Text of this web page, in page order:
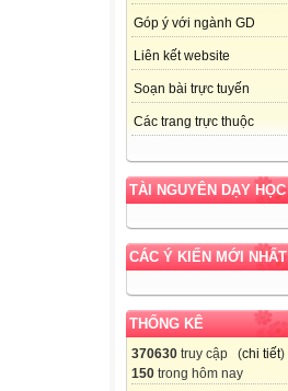
Góp ý với ngành GD
Liên kết website
Soạn bài trực tuyến
Các trang trực thuộc
TÀI NGUYÊN DẠY HỌC
CÁC Ý KIẾN MỚI NHẤT
THỐNG KÊ
370630 truy cập (chi tiết)
150 trong hôm nay